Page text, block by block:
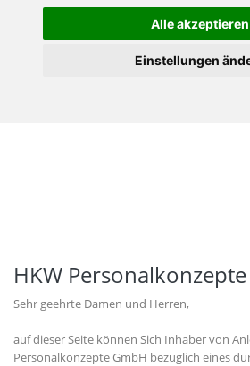
Alle akzeptieren
Einstellungen
HKW
Sehr geehrte Damen und Herren,
auf dieser Seite können Sich Inhaber von
Personalkonzepte GmbH bezüglich eines